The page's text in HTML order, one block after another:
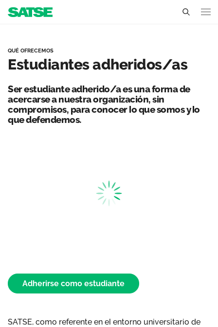
Conócenos
Un sindicato profesional e independiente
Delegados Sindicales
Nuestro trabajo
Ámbitos de negociación
Qué ofrecemos
Vídeos
Publicaciones
QUÉ OFRECEMOS
Estudiantes adheridos/as
Ser estudiante adherido/a es una forma de
acercarse a nuestra organización, sin
compromisos, para conocer lo que somos y lo
que defendemos.
Adherirse como estudiante
SATSE, como referente en el entorno universitario de